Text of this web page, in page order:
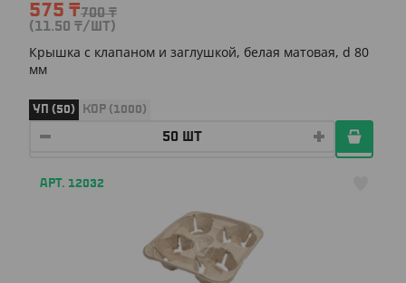
575 ₸700₸
(11.50 ₸/ШТ)
Крышка с клапаном и заглушкой, белая матовая, d 80
мм
УП (50) КОР (1000)
АРТ. 12032